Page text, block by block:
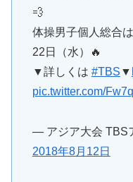
💨
体操男子個人総合
22日（水）🔥
▼詳しくは #TBS ▼
pic.twitter.com/
— アジア大会 TBS
2018年8月12日